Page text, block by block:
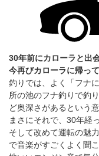
30年前にカローラと出会
今再びカローラに帰っ
釣りでは、よく「フナ
所の池のフナ釣りで釣
ど奥深さがあるという
まさにそれで、30年経
そして改めて運転の魅
で音楽がすごくよく聞